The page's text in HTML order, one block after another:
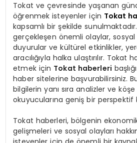
Tokat ve çevresinde yaşanan
öğrenmek isteyenler için Tokat
kapsamlı bir şekilde
gerçekleşen önemli olaylar,
duyurular ve kültürel etkinlikler,
aracılığıyla halka ulaştırılır. Tokat
etmek için Tokat haberleri
haber sitelerine başvurabilirsiniz.
bilgilerin yanı sıra analizler ve köşe
okuyucularına geniş bir perspektif
Tokat haberleri, bölgenin
gelişmeleri ve sosyal olayları